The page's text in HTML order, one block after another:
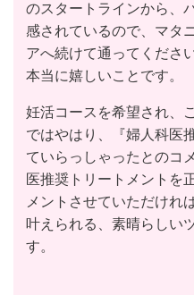
のスタートラインから、
感されているので、マタ
アへ続けて通ってくださ
本当に嬉しいことです。
妊活コースを希望され、
ではやはり、『婦人科医
ていらっしゃったとのコ
医推奨トリートメントを
メントさせていただけれ
叶えられる、素晴らしい
す。